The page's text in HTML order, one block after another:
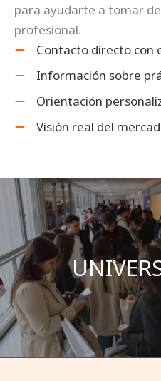
para ayudarte a tomar
profesional.
Contacto directo con
Información sobre
Orientación
Visión real del